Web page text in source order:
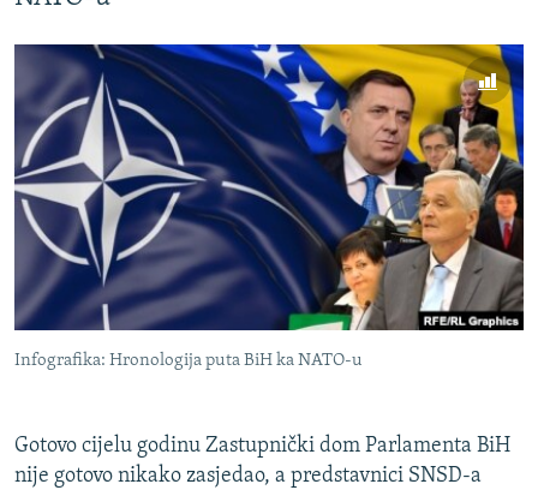
Infografika: Hronologija puta BiH ka NATO-u
Gotovo cijelu godinu Zastupnički dom Parlamenta BiH
nije gotovo nikako zasjedao, a predstavnici SNSD-a